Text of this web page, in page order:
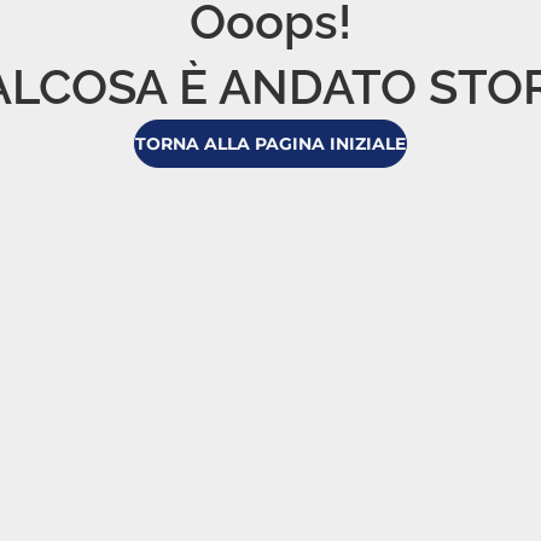
Ooops!
È ANDATO
TORNA ALLA PAGINA INIZIALE